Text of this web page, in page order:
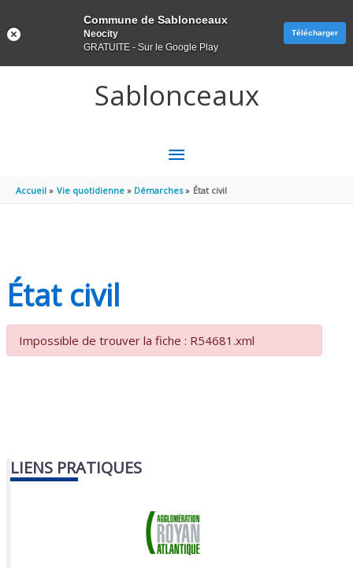
Sablonceaux
MENU
PRINCIPAL
Accueil Vie quotidienne Démarches État civil
État civil
Impossible de trouver la fiche : R54681.xml
LIENS PRATIQUES
Commune de Sablonceaux
Neocity
GRATUITE - Sur le Google Play
Télécharger